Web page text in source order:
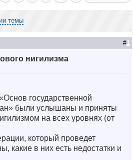
темы
#1
нигилизма
государственной
были услышаны и приняты
на всех уровнях (от
который проведет
какие в них есть недостатки и